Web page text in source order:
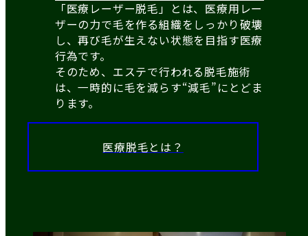
「医療レーザー脱毛」とは、医療用レー
ザーの力で毛を作る組織をしっかり破壊
し、再び毛が生えない状態を目指す医療
行為です。
そのため、エステで行われる脱毛施術
は、一時的に毛を減らす“減毛”にとどま
ります。
医療脱毛とは？